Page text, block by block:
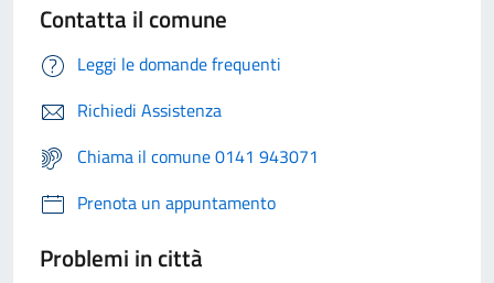
Contatta il comune
Leggi le domande frequenti
Richiedi Assistenza
Chiama il comune 0141 943071
Prenota un appuntamento
Problemi in città